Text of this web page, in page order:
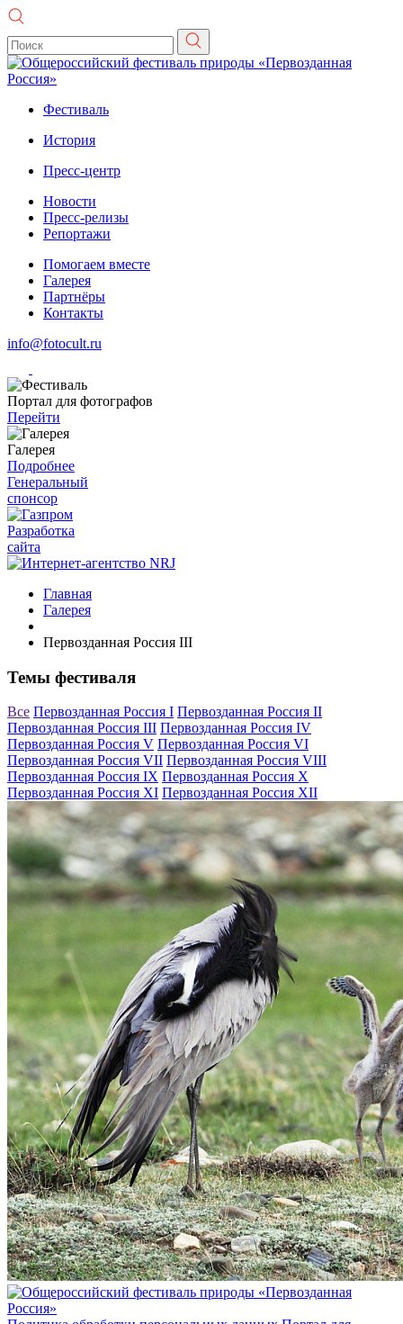
Фестиваль
История
Пресс-центр
Новости
Пресс-релизы
Репортажи
Помогаем вместе
Галерея
Партнёры
Контакты
info@fotocult.ru
Портал для фотографов
Перейти
Галерея
Подробнее
Генеральный
спонсор
Разработка
сайта
Главная
Галерея
Первозданная Россия III
Темы фестиваля
Все Первозданная Россия I Первозданная Россия II
Первозданная Россия III Первозданная Россия IV
Первозданная Россия V Первозданная Россия VI
Первозданная Россия VII Первозданная Россия VIII
Первозданная Россия IX Первозданная Россия X
Первозданная Россия XI Первозданная Россия XII